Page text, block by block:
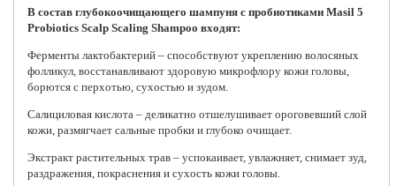
В состав глубокоочищающего шампуня с пробиотиками Masil 5
Probiotics Scalp Scaling Shampoo входят:
Ферменты лактобактерий – способствуют укреплению волосяных
фолликул, восстанавливают здоровую микрофлору кожи головы,
борются с перхотью, сухостью и зудом.
Салициловая кислота – деликатно отшелушивает ороговевший слой
кожи, размягчает сальные пробки и глубоко очищает.
Экстракт растительных трав – успокаивает, увлажняет, снимает зуд,
раздражения, покраснения и сухость кожи головы.